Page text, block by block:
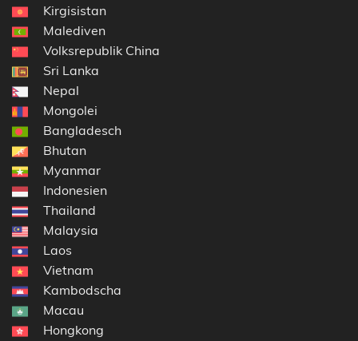
Kirgisistan
Malediven
Volksrepublik China
Sri Lanka
Nepal
Mongolei
Bangladesch
Bhutan
Myanmar
Indonesien
Thailand
Malaysia
Laos
Vietnam
Kambodscha
Macau
Hongkong